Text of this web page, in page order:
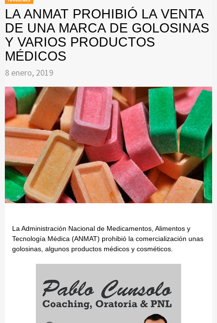
LA ANMAT PROHIBIÓ LA VENTA
DE UNA MARCA DE GOLOSINAS
Y VARIOS PRODUCTOS
MÉDICOS
8 enero, 2019
La Administración Nacional de Medicamentos, Alimentos y
Tecnología Médica (ANMAT) prohibió la comercialización unas
golosinas, algunos productos médicos y cosméticos.